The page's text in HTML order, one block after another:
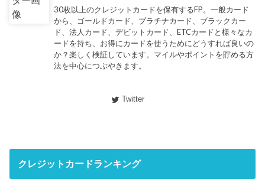
30枚以上のクレジットカードを保有するFP。一般カード
から、ゴールドカード、プラチナカード、ブラックカー
ド、法人カード、デビットカード、ETCカードと様々なカ
ードを持ち、お得にカードを使うためにどうすれば良いの
か？楽しく検証しています。マイルやポイントを貯める方
法を中心につぶやきます。
Twitter
クレジットカードランキング